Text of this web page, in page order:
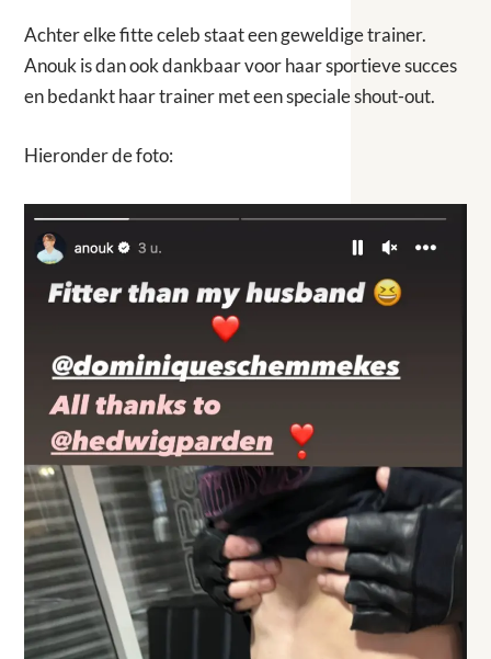
Achter elke fitte celeb staat een geweldige trainer.
Anouk is dan ook dankbaar voor haar sportieve succes
en bedankt haar trainer met een speciale shout-out.
Hieronder de foto: